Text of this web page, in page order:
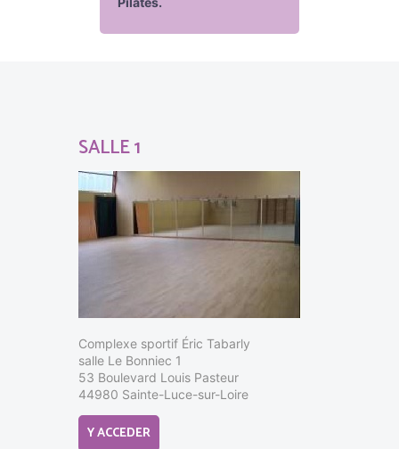
SALLE 1
Complexe sportif Éric Tabarly
salle Le Bonniec 1
53 Boulevard Louis Pasteur
44980 Sainte-Luce-sur-Loire
Y ACCEDER